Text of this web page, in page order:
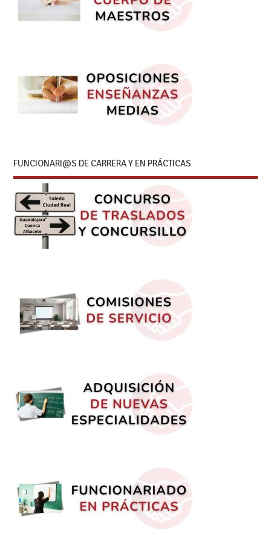
FUNCIONARI@S DE CARRERA Y EN PRÁCTICAS